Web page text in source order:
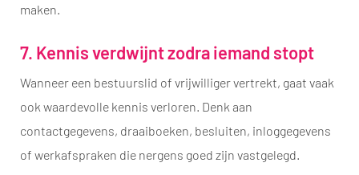
maken.
7. Kennis verdwijnt zodra iemand stopt
Wanneer een bestuurslid of vrijwilliger vertrekt, gaat vaak
ook waardevolle kennis verloren. Denk aan
contactgegevens, draaiboeken, besluiten, inloggegevens
of werkafspraken die nergens goed zijn vastgelegd.